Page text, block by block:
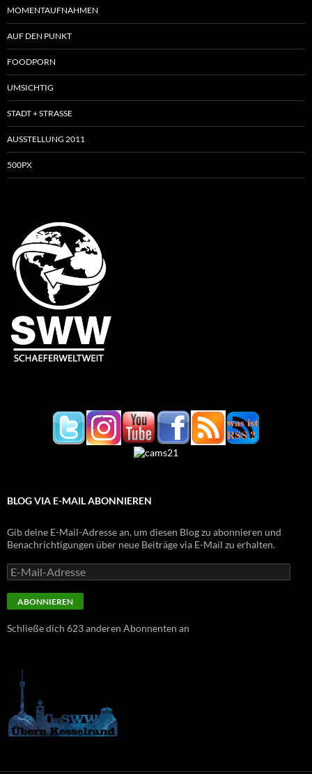
MOMENTAUFNAHMEN
AUF DEN PUNKT
FOODPORN
UMSICHTIG
STADT + STRASSE
AUSSTELLUNG 2011
500PX
BLOG VIA E-MAIL ABONNIEREN
Gib deine E-Mail-Adresse an, um diesen Blog zu abonnieren und
Benachrichtigungen über neue Beiträge via E-Mail zu erhalten.
E-
Mail-
Adresse
ABONNIEREN
Schließe dich 623 anderen Abonnenten an